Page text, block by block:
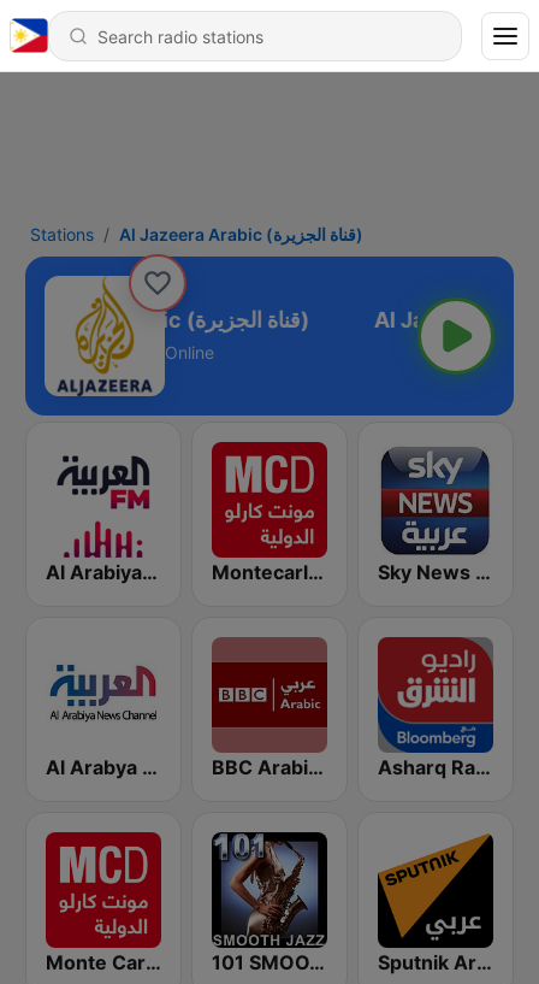
Stations Al Jazeera Arabic (قناة الجزيرة)
Al Jazeera Arabic (قناة الجزيرة)
Online
Al Arabiya (العربية FM) Montecarlo al doualiya (مونت كارلو الدولية) Sky News Arabia (سكاي نيوز عربية)
Al Arabya (العربية FM) BBC Arabic (إذاعة بي بي سي العربية) Asharq Radio with Bloomberg
Monte Carlo Doualiya 101 SMOOTH JAZZ Sputnik Arabic (عربي)